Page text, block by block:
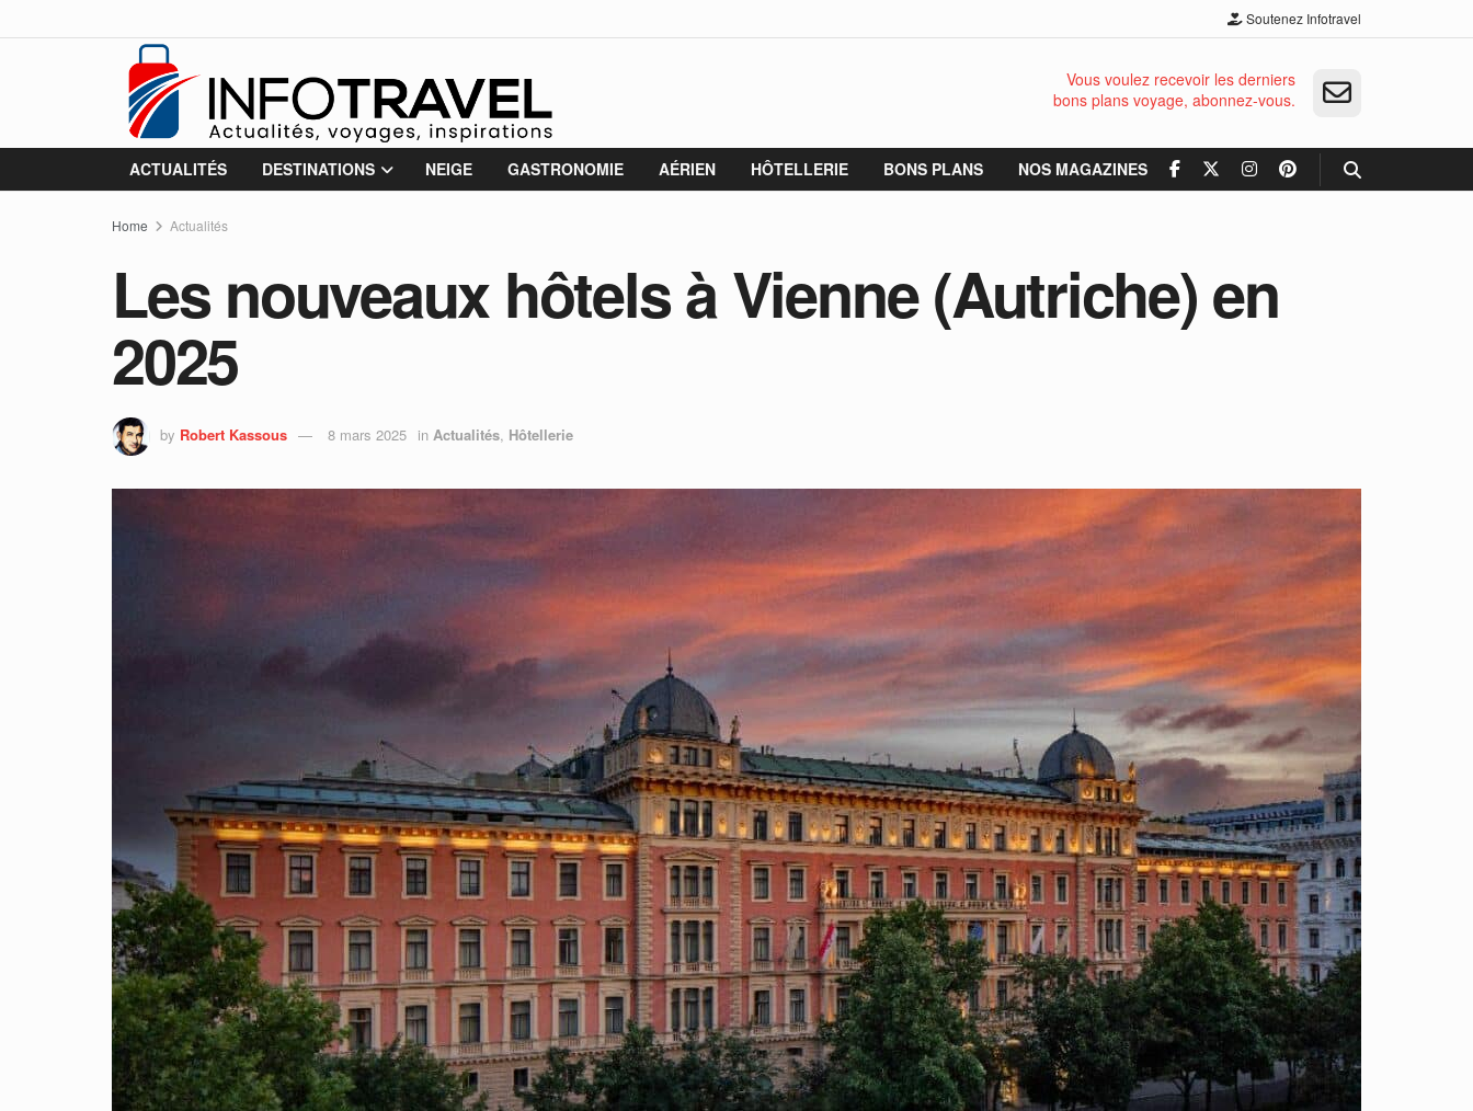
Soutenez Infotravel
Vous voulez recevoir les derniers
bons plans voyage, abonnez-vous.
ACTUALITÉS DESTINATIONS NEIGE GASTRONOMIE AÉRIEN HÔTELLERIE BONS PLANS NOS MAGAZINES
Home Actualités
Les nouveaux hôtels à Vienne (Autriche) en
2025
by Robert Kassous 8 mars 2025 in Actualités, Hôtellerie